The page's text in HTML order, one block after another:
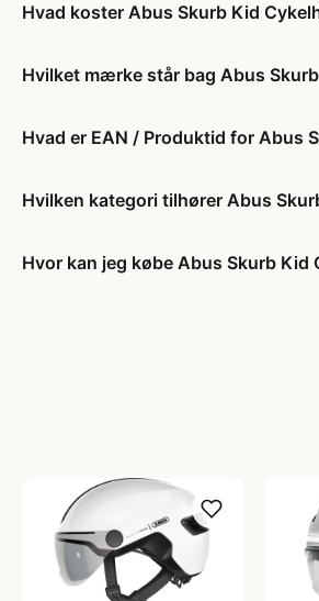
Hvad koster Abus Skurb Kid
Hvilket mærke står bag Abus
Hvad er EAN / Produktid for Abus
Hvilken kategori tilhører Abus
Hvor kan jeg købe Abus Skurb